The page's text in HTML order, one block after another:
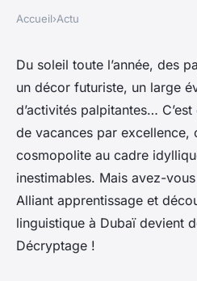
Séjour
partez étudier
cette
Léna•1 juillet 2024•3 min de
Accueil›Actu
Du soleil toute l’année, des
un décor futuriste, un large
d’activités palpitantes…
de vacances par excellence,
cosmopolite au cadre
inestimables. Mais avez-
Alliant apprentissage et
linguistique à Dubaï devient
Décryptage !